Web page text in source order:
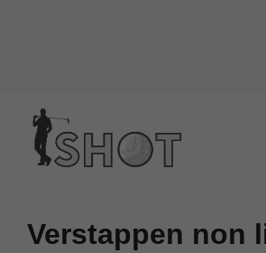
contenuto
Verstappen non